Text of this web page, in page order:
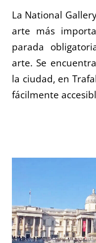
La National
arte más
parada
arte. Se
la ciudad, en
fácilmente